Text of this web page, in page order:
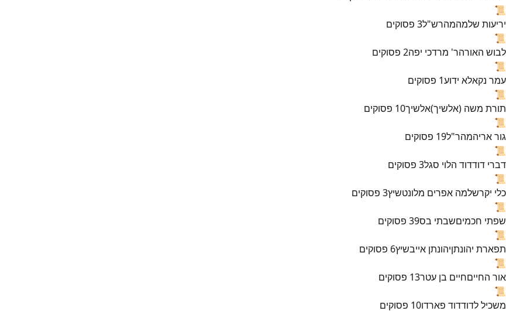
📜
יריעות שלמהמהרש"ל3 פסוקים
📜
לבוש האורהר' מרדכי יפה2 פסוקים
📜
עמר נקאלא ידוע1 פסוקים
📜
תורת משה (אלשיך)אלשיך10 פסוקים
📜
גור אריהמהר"ל19 פסוקים
📜
דברי דודדוד הלוי סגל3 פסוקים
📜
כלי יקרשלמה אפרים מלונטשיץ3 פסוקים
📜
שפתי חכמיםשבתי בס39 פסוקים
📜
תפארת יהונתןיהונתן אייבשיץ6 פסוקים
📜
אור החייםחיים בן עטר13 פסוקים
📜
משכיל לדודדוד פארדו10 פסוקים